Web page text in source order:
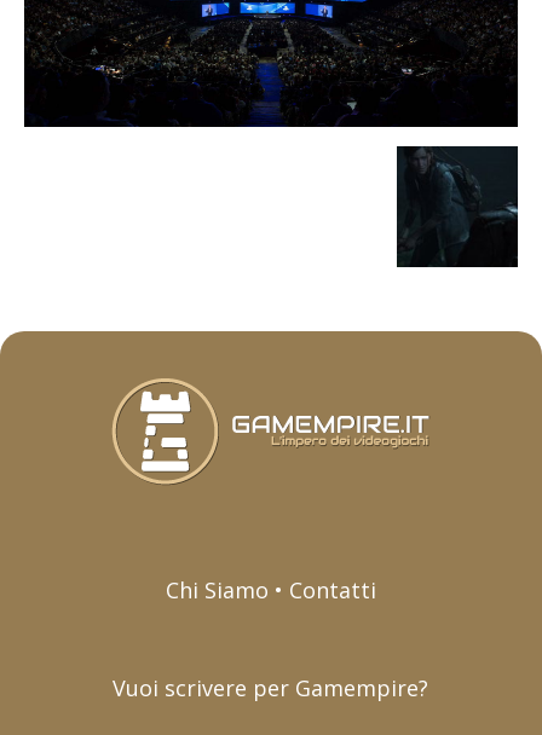
Chi Siamo • Contatti
Vuoi scrivere per Gamempire?